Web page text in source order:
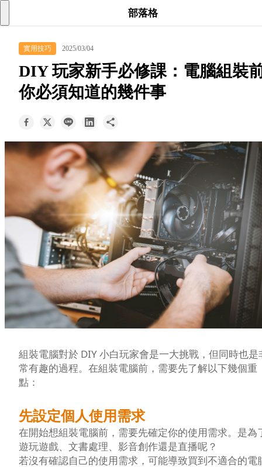
所有商品
keyboard_arrow_down
部落格
keyboard_arrow_down
支援服務
快速詢價
成為經銷商
部落格
實用技巧 2025/03/04
DIY 玩家新手必修課：電腦組裝
你必須知道的幾件事
組裝電腦對於 DIY 小白玩家會是一大挑戰，但同時也是
常有趣的過程。在組裝電腦前，需要先了解以下幾個重
點：
先設定個人使用需求
在開始想組裝電腦前，需要先確定你的使用需求。是為
遊玩遊戲、文書處理、影音創作還是直播呢？
若沒有確認自己的使用需求，可能導致買到不適合的電